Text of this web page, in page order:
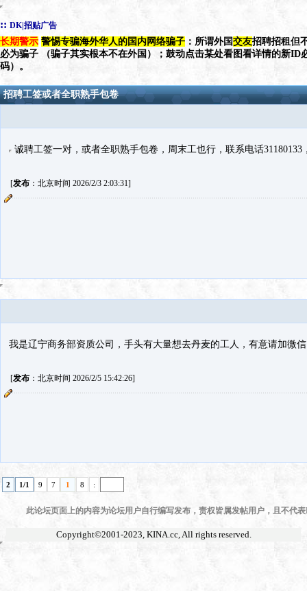
:: DK|招贴广告
长期警示 警惕专骗海外华人的国内网络骗子 ：所谓外国交友招聘招租但
必为骗子 （骗子其实根本不在外国）；鼓动点击某处看图看详情的新ID
码）。
招聘工签或者全职熟手包卷
诚聘工签一对，或者全职熟手包卷，周末工也行，联系电话31180133
[发布：北京时间 2026/2/3 2:03:31]
我是辽宁商务部资质公司，手头有大量想去丹麦的工人，有意请加微信
[发布：北京时间 2026/2/5 15:42:26]
2 1/1 9 7 1 8 :
此论坛页面上的内容为论坛用户自行编写发布，责权皆属发帖用户，且不代
Copyright©2001-2023, KINA.cc, All rights reserved.